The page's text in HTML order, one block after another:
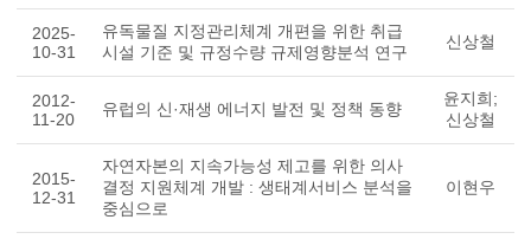
2025-
10-31
유독물질 지정관리체계 개편을 위한 취급
시설 기준 및 규정수량 규제영향분석 연구
신상철
2012-
11-20
유럽의 신·재생 에너지 발전 및 정책 동향
윤지희;
신상철
2015-
12-31
자연자본의 지속가능성 제고를 위한 의사
결정 지원체계 개발 : 생태계서비스 분석을
중심으로
이현우